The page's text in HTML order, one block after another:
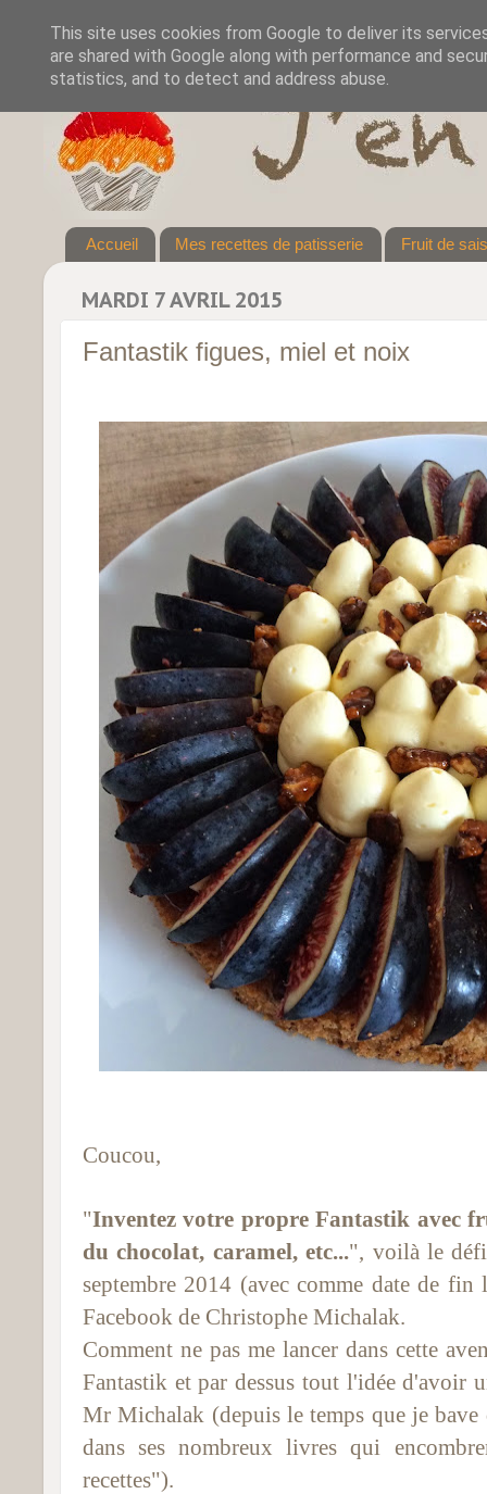
Accueil Mes recettes de patisserie Fruit de
MARDI 7 AVRIL 2015
Fantastik figues, miel et noix
Coucou,
"Inventez votre propre Fantastik avec
du chocolat, caramel, etc...", voilà le
septembre 2014 (avec comme date de
Facebook de Christophe Michalak.
Comment ne pas me lancer dans cette
Fantastik et par dessus tout l'idée d'avoir
Mr Michalak (depuis le temps que je bave
dans ses nombreux livres qui
recettes").
This site uses cookies from Google to deliver its
are shared with Google along with performance and
statistics, and to detect and address abuse.